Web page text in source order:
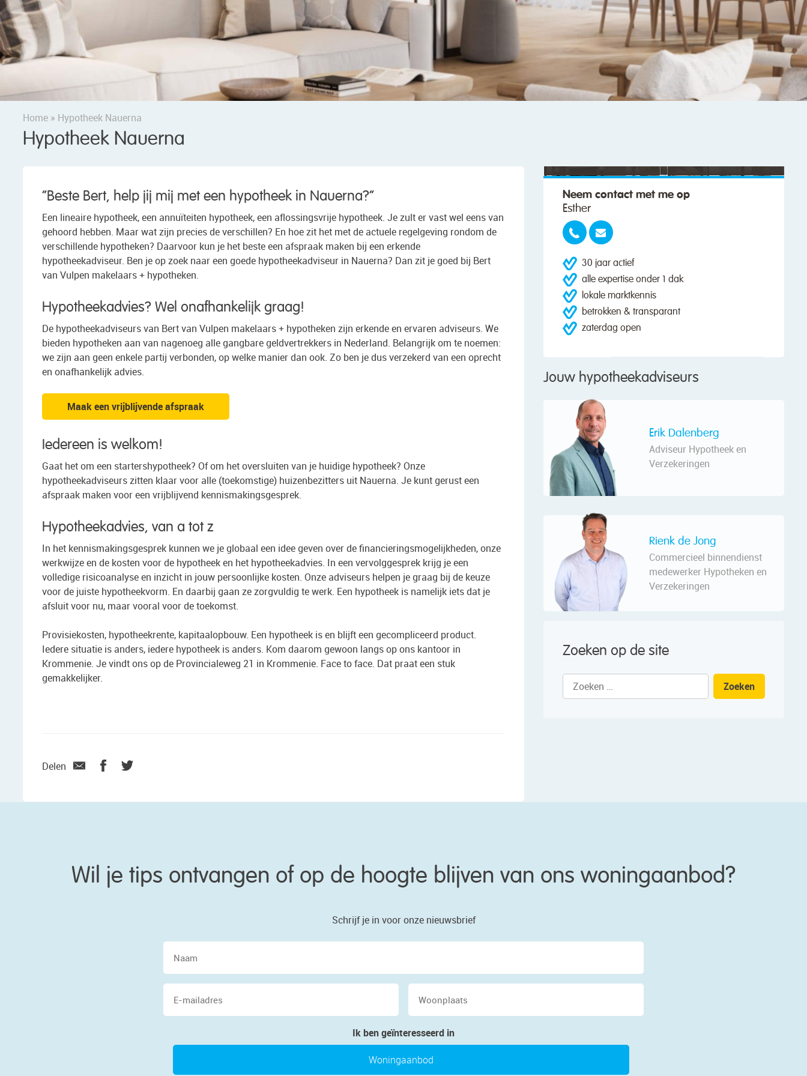
Home » Hypotheek Nauerna
Hypotheek Nauerna
“Beste Bert, help jij mij met een hypotheek in Nauerna?”
Een lineaire hypotheek, een annuïteiten hypotheek, een aflossingsvrije hypotheek. Je zult er vast wel eens van
gehoord hebben. Maar wat zijn precies de verschillen? En hoe zit het met de actuele regelgeving rondom de
verschillende hypotheken? Daarvoor kun je het beste een afspraak maken bij een erkende
hypotheekadviseur. Ben je op zoek naar een goede hypotheekadviseur in Nauerna? Dan zit je goed bij Bert
van Vulpen makelaars + hypotheken.
Hypotheekadvies? Wel onafhankelijk graag!
De hypotheekadviseurs van Bert van Vulpen makelaars + hypotheken zijn erkende en ervaren adviseurs. We
bieden hypotheken aan van nagenoeg alle gangbare geldvertrekkers in Nederland. Belangrijk om te noemen:
we zijn aan geen enkele partij verbonden, op welke manier dan ook. Zo ben je dus verzekerd van een oprecht
en onafhankelijk advies.
Maak een vrijblijvende afspraak
Iedereen is welkom!
Gaat het om een startershypotheek? Of om het oversluiten van je huidige hypotheek? Onze
hypotheekadviseurs zitten klaar voor alle (toekomstige) huizenbezitters uit Nauerna. Je kunt gerust een
afspraak maken voor een vrijblijvend kennismakingsgesprek.
Hypotheekadvies, van a tot z
In het kennismakingsgesprek kunnen we je globaal een idee geven over de financieringsmogelijkheden, onze
werkwijze en de kosten voor de hypotheek en het hypotheekadvies. In een vervolggesprek krijg je een
volledige risicoanalyse en inzicht in jouw persoonlijke kosten. Onze adviseurs helpen je graag bij de keuze
voor de juiste hypotheekvorm. En daarbij gaan ze zorgvuldig te werk. Een hypotheek is namelijk iets dat je
afsluit voor nu, maar vooral voor de toekomst.
Provisiekosten, hypotheekrente, kapitaalopbouw. Een hypotheek is en blijft een gecompliceerd product.
Iedere situatie is anders, iedere hypotheek is anders. Kom daarom gewoon langs op ons kantoor in
Krommenie. Je vindt ons op de Provincialeweg 21 in Krommenie. Face to face. Dat praat een stuk
gemakkelijker.
Delen
"We wilden vooral iemand die met ons
Neem contact met me op
Esther
30 jaar actief
alle expertise onder 1 dak
lokale marktkennis
betrokken & transparant
zaterdag open
Jouw hypotheekadviseurs
Erik Dalenberg
Adviseur Hypotheek en
Verzekeringen
Rienk de Jong
Commercieel binnendienst
medewerker Hypotheken en
Verzekeringen
Zoeken op de site
Zoeken
naar:
Wil je tips ontvangen of op de hoogte blijven van ons woningaanbod?
Schrijf je in voor onze nieuwsbrief
Ik ben geïnteresseerd in
Woningaanbod